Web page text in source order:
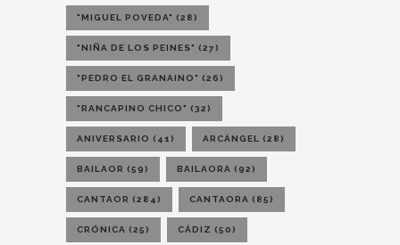
"MIGUEL POVEDA" (28)
"NIÑA DE LOS PEINES" (27)
"PEDRO EL GRANAINO" (26)
"RANCAPINO CHICO" (32)
ANIVERSARIO (41) ARCÁNGEL (28)
BAILAOR (59) BAILAORA (92)
CANTAOR (284) CANTAORA (85)
CRÓNICA (25) CÁDIZ (50)